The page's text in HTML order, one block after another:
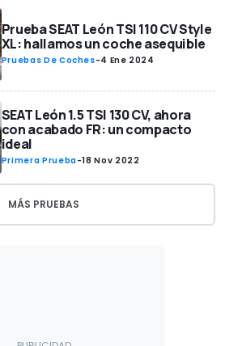
Prueba SEAT León TSI 110 CV Style
XL: hallamos un coche asequible
Pruebas De Coches-4 Ene 2024
SEAT León 1.5 TSI 130 CV, ahora
con acabado FR: un compacto
ideal
Primera Prueba-18 Nov 2022
MÁS PRUEBAS